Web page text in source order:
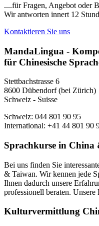
....für Fragen, Angebot oder
Wir antworten innert 12
Kontaktieren Sie uns
MandaLingua -
für Chinesische
Stettbachstrasse 6
8600 Dübendorf (bei Zürich)
Schweiz - Suisse
Schweiz: 044 801 90 95
International: +41 44 801 90
Sprachkurse in China
Bei uns finden Sie
& Taiwan. Wir kennen jede
Ihnen dadurch unsere
professionell beraten.
Kulturvermittlung